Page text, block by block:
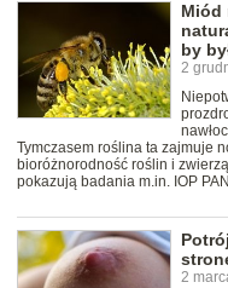
Miód
by
2
Tymczasem roślina ta zajmuje
bioróżnorodność roślin i
pokazują badania m.in. IOP
2